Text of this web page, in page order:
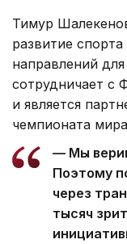
Тимур
развитие
направлений
сотрудничает с
и является
чемпионата
— Мы
Поэтому
через
тысяч